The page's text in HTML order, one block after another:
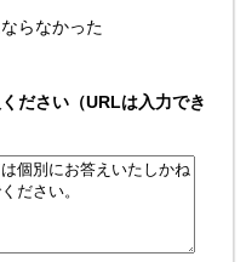
らなかった
ださい（URLは入力でき